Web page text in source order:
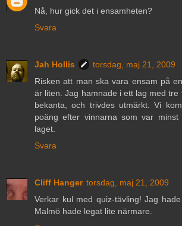
Nå, hur gick det i ensamheten?
Svara
Jah Hollis
torsdag, maj 21, 2009
Risken att man ska vara ensam på
är liten. Jag hamnade i ett lag med tre
bekanta, och trivdes utmärkt. Vi
poäng efter vinnarna som var
laget.
Svara
Cliff Hanger torsdag, maj 21, 2009
Verkar kul med quiz-tävling! Jag
Malmö hade legat lite närmare.